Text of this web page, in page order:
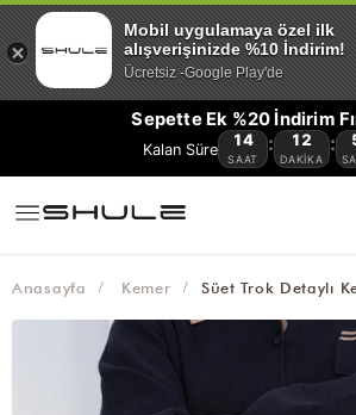
Sepette Ek %20 İndirim
14
SAAT
: 12
DAKIKA
:
GELENLER
🔥
ÇOK
SATANLAR
VE
SEYAHAT
ÇANTASI
OMUZ
ÇANTASI
ÇAPRAZ
ÇANTA
BAGET
ÇANTA
HASIR
ÇANTA
KANVAS
ÇANTA
VE
KARTLIKLAR
KEMER
AKSESUAR
AVANTAJLI
ÜRÜNLER
Anasayfa Kemer Süet Trok Detaylı
Mobil uygulamaya özel ilk
alışverişinizde %10 İndirim!
Ücretsiz -Google Play'de